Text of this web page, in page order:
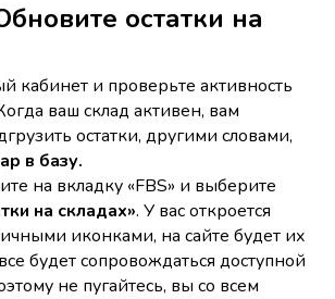
остатки на
кабинет и проверьте активность
ваш склад активен, вам
остатки, другими словами,
в базу.
на вкладку «FBS» и выберите
на складах». У вас откроется
иконками, на сайте будет их
будет сопровождаться доступной
не пугайтесь, вы со всем